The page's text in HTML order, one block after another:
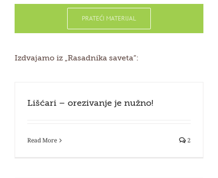
PRATEĆI MATERIJAL
Izdvajamo iz „Rasadnika saveta“:
Lišćari – orezivanje je nužno!
Read More 2